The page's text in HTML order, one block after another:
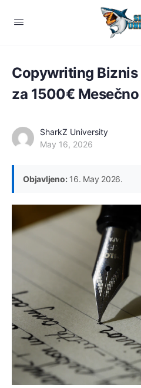
Copywriting
za 1500€ Mesečno
SharkZ University
May 16, 2026
Objavljeno:16. May 2026.